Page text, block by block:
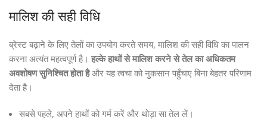
मालिश की सही विधि
ब्रेस्ट बढ़ाने के लिए तेलों का उपयोग करते समय, मालिश की सही विधि का पालन
करना अत्यंत महत्वपूर्ण है। हल्के हाथों से मालिश करने से तेल का अधिकतम
अवशोषण सुनिश्चित होता हैऔर यह त्वचा को नुकसान पहुँचाए बिना बेहतर परिणाम
देता है।
सबसे पहले, अपने हाथों को गर्म करें और थोड़ा सा तेल लें।